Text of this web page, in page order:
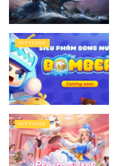
GIFTCODE
GIFTCODE